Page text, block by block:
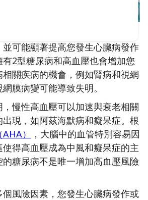
（ADA），高血壓和2型糖尿病
可能顯著提高您發生心臟病發作
2型糖尿病和高血壓也會增加您
關疾病的機會，例如腎病和視網
膜病變可能導致失明。
慢性高血壓可以加速與衰老相關
現，如阿茲海默病和癡呆症。根
）
，大腦中的血管特別容易因
得高血壓成為中風和癡呆症的主
糖尿病不是唯一增加高血壓風險
風險因素，您發生心臟病發作或